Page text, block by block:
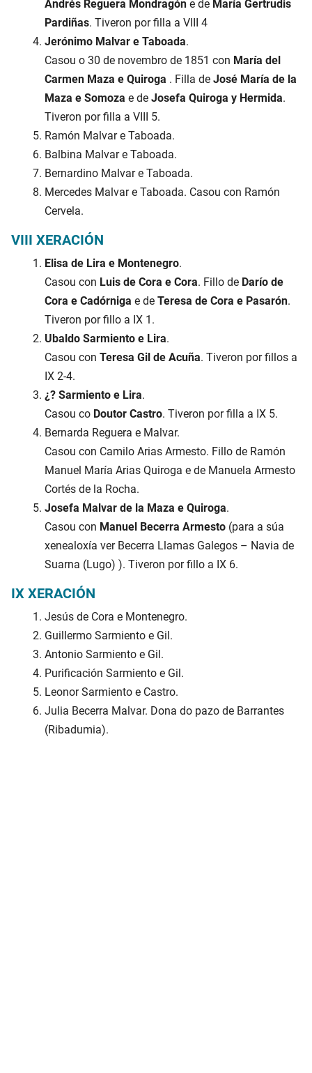
Andrés Reguera Mondragón e de María Gertrudis
Pardiñas. Tiveron por filla a VIII 4
Jerónimo Malvar e Taboada.
Casou o 30 de novembro de 1851 con María del
Carmen Maza e Quiroga . Filla de José María de la
Maza e Somoza e de Josefa Quiroga y Hermida.
Tiveron por filla a VIII 5.
Ramón Malvar e Taboada.
Balbina Malvar e Taboada.
Bernardino Malvar e Taboada.
Mercedes Malvar e Taboada. Casou con Ramón
Cervela.
VIII XERACIÓN
Elisa de Lira e Montenegro.
Casou con Luis de Cora e Cora. Fillo de Darío de
Cora e Cadórniga e de Teresa de Cora e Pasarón.
Tiveron por fillo a IX 1.
Ubaldo Sarmiento e Lira.
Casou con Teresa Gil de Acuña. Tiveron por fillos a
IX 2-4.
¿? Sarmiento e Lira.
Casou co Doutor Castro. Tiveron por filla a IX 5.
Bernarda Reguera e Malvar.
Casou con Camilo Arias Armesto. Fillo de Ramón
Manuel María Arias Quiroga e de Manuela Armesto
Cortés de la Rocha.
Josefa Malvar de la Maza e Quiroga.
Casou con Manuel Becerra Armesto (para a súa
xenealoxía ver Becerra Llamas Galegos – Navia de
Suarna (Lugo) ). Tiveron por fillo a IX 6.
IX XERACIÓN
Jesús de Cora e Montenegro.
Guillermo Sarmiento e Gil.
Antonio Sarmiento e Gil.
Purificación Sarmiento e Gil.
Leonor Sarmiento e Castro.
Julia Becerra Malvar. Dona do pazo de Barrantes
(Ribadumia).